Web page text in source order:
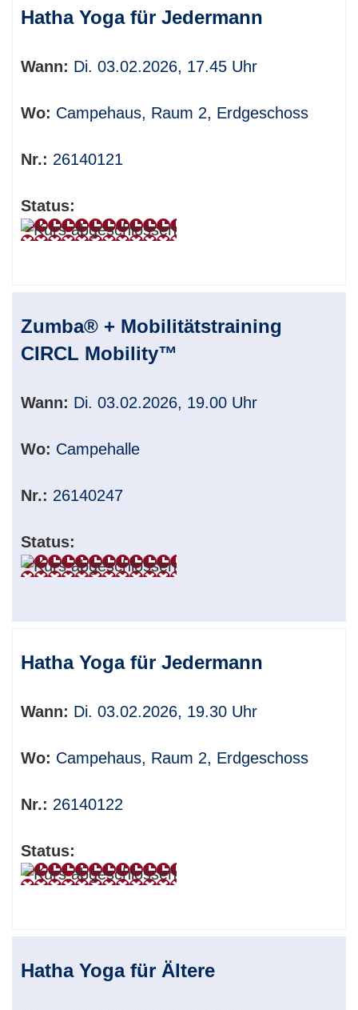
Hatha Yoga für Jedermann
Wann: Di. 03.02.2026, 17.45 Uhr
Wo: Campehaus, Raum 2, Erdgeschoss
Nr.: 26140121
Status:
Zumba® + Mobilitätstraining
CIRCL Mobility™
Wann: Di. 03.02.2026, 19.00 Uhr
Wo: Campehalle
Nr.: 26140247
Status:
Hatha Yoga für Jedermann
Wann: Di. 03.02.2026, 19.30 Uhr
Wo: Campehaus, Raum 2, Erdgeschoss
Nr.: 26140122
Status:
Hatha Yoga für Ältere